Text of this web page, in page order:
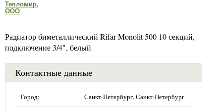
Тепломир,
ООО
Радиатор биметаллический Rifar Monolit 500 10 секций,
подключение 3/4", белый
Контактные данные
Город: Санкт-Петербург, Санкт-Петербург